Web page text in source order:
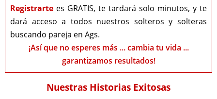
Registrarte es GRATIS, te tardará solo minutos, y te
dará acceso a todos nuestros solteros y solteras
buscando pareja en Ags.
¡Así que no esperes más ... cambia tu vida ...
garantizamos resultados!
Nuestras Historias Exitosas